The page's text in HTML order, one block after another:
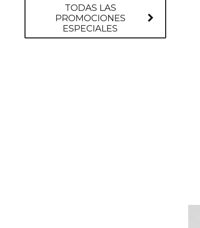
TODAS LAS
PROMOCIONES
ESPECIALES